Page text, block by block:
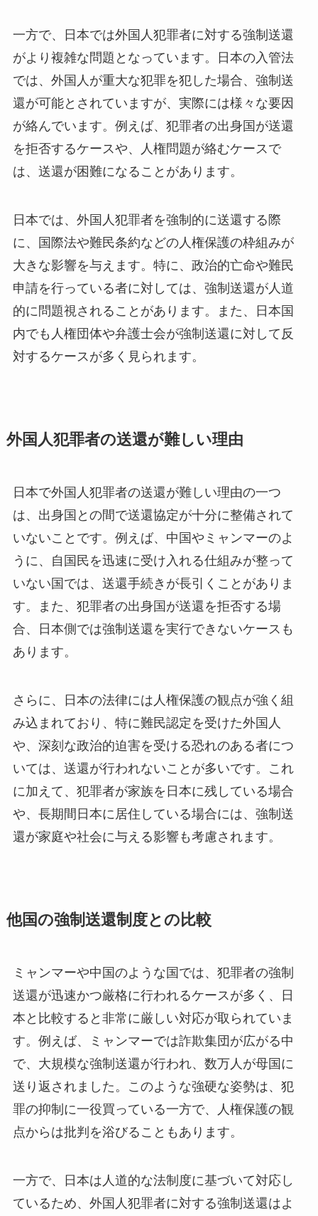
一方で、日本では外国人犯罪者に対する強制送還
がより複雑な問題となっています。日本の入管法
では、外国人が重大な犯罪を犯した場合、強制送
還が可能とされていますが、実際には様々な要因
が絡んでいます。例えば、犯罪者の出身国が送還
を拒否するケースや、人権問題が絡むケースで
は、送還が困難になることがあります。
日本では、外国人犯罪者を強制的に送還する際
に、国際法や難民条約などの人権保護の枠組みが
大きな影響を与えます。特に、政治的亡命や難民
申請を行っている者に対しては、強制送還が人道
的に問題視されることがあります。また、日本国
内でも人権団体や弁護士会が強制送還に対して反
対するケースが多く見られます。
外国人犯罪者の送還が難しい理由
日本で外国人犯罪者の送還が難しい理由の一つ
は、出身国との間で送還協定が十分に整備されて
いないことです。例えば、中国やミャンマーのよ
うに、自国民を迅速に受け入れる仕組みが整って
いない国では、送還手続きが長引くことがありま
す。また、犯罪者の出身国が送還を拒否する場
合、日本側では強制送還を実行できないケースも
あります。
さらに、日本の法律には人権保護の観点が強く組
み込まれており、特に難民認定を受けた外国人
や、深刻な政治的迫害を受ける恐れのある者につ
いては、送還が行われないことが多いです。これ
に加えて、犯罪者が家族を日本に残している場合
や、長期間日本に居住している場合には、強制送
還が家庭や社会に与える影響も考慮されます。
他国の強制送還制度との比較
ミャンマーや中国のような国では、犯罪者の強制
送還が迅速かつ厳格に行われるケースが多く、日
本と比較すると非常に厳しい対応が取られていま
す。例えば、ミャンマーでは詐欺集団が広がる中
で、大規模な強制送還が行われ、数万人が母国に
送り返されました​。このような強硬な姿勢は、犯
罪の抑制に一役買っている一方で、人権保護の観
点からは批判を浴びることもあります。
一方で、日本は人道的な法制度に基づいて対応し
ているため、外国人犯罪者に対する強制送還はよ